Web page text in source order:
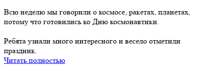
Всю неделю мы говорили о космосе, ракетах, планетах,
потому что готовились ко Дню космонавтики.
Ребята узнали много интересного и весело отметили
праздник.
Читать полностью